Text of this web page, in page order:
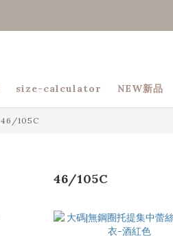
size-calculator NEW新品
46/105C
46/105C